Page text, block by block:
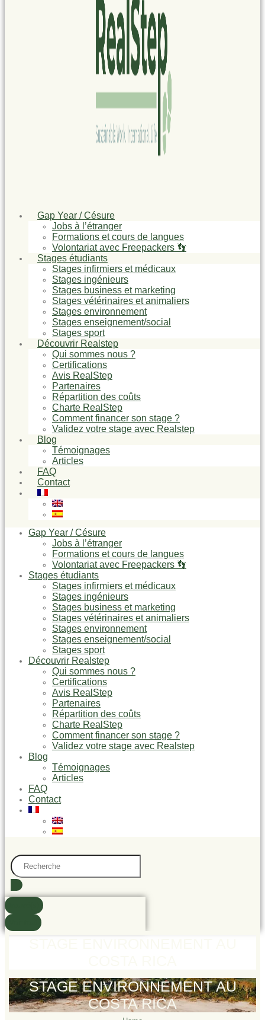
Gap Year / Césure
Jobs à l’étranger
Formations et cours de langues
Volontariat avec Freepackers 👣
Stages étudiants
Stages infirmiers et médicaux
Stages ingénieurs
Stages business et marketing
Stages vétérinaires et animaliers
Stages environnement
Stages enseignement/social
Stages sport
Découvrir Realstep
Qui sommes nous ?
Certifications
Avis RealStep
Partenaires
Répartition des coûts
Charte RealStep
Comment financer son stage ?
Validez votre stage avec Realstep
Blog
Témoignages
Articles
FAQ
Contact
Gap Year / Césure
Jobs à l’étranger
Formations et cours de langues
Volontariat avec Freepackers 👣
Stages étudiants
Stages infirmiers et médicaux
Stages ingénieurs
Stages business et marketing
Stages vétérinaires et animaliers
Stages environnement
Stages enseignement/social
Stages sport
Découvrir Realstep
Qui sommes nous ?
Certifications
Avis RealStep
Partenaires
Répartition des coûts
Charte RealStep
Comment financer son stage ?
Validez votre stage avec Realstep
Blog
Témoignages
Articles
FAQ
Contact
Search
...
STAGE ENVIRONNEMENT AU
COSTA RICA